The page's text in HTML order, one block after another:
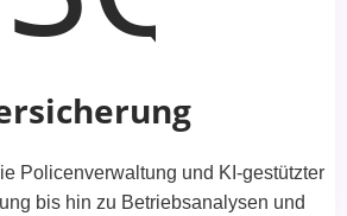
Policenverwaltung und KI-gestützter
bis hin zu Betriebsanalysen und